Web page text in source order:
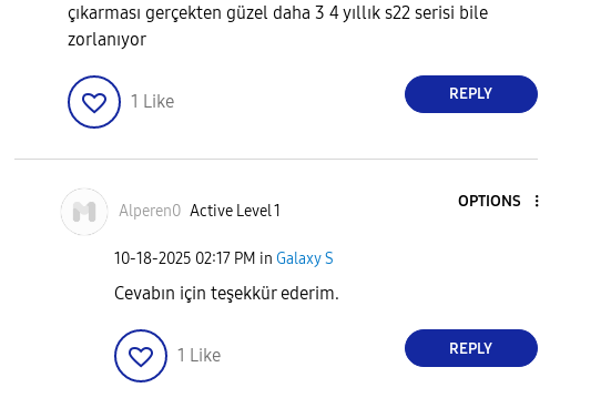
çıkarması gerçekten güzel daha 3 4 yıllık s22 serisi bile
zorlanıyor
1 Like REPLY
Alperen0 Active Level 1
OPTIONS
‎10-18-2025 02:17 PM in Galaxy S
Cevabın için teşekkür ederim.
1 Like REPLY